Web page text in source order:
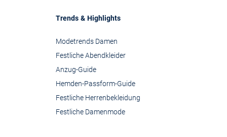
Trends & Highlights
Modetrends Damen
Festliche Abendkleider
Anzug-Guide
Hemden-Passform-Guide
Festliche Herrenbekleidung
Festliche Damenmode